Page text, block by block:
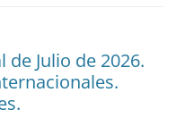
Julio de 2026.